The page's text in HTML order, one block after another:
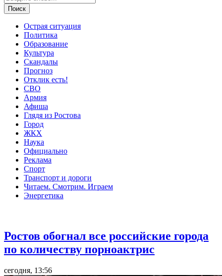
Острая ситуация
Политика
Образование
Культура
Скандалы
Прогноз
Отклик есть!
СВО
Армия
Афиша
Глядя из Ростова
Город
ЖКХ
Наука
Официально
Реклама
Спорт
Транспорт и дороги
Читаем. Смотрим. Играем
Энергетика
Ростов обогнал все российские города
по количеству порноактрис
сегодня, 13:56